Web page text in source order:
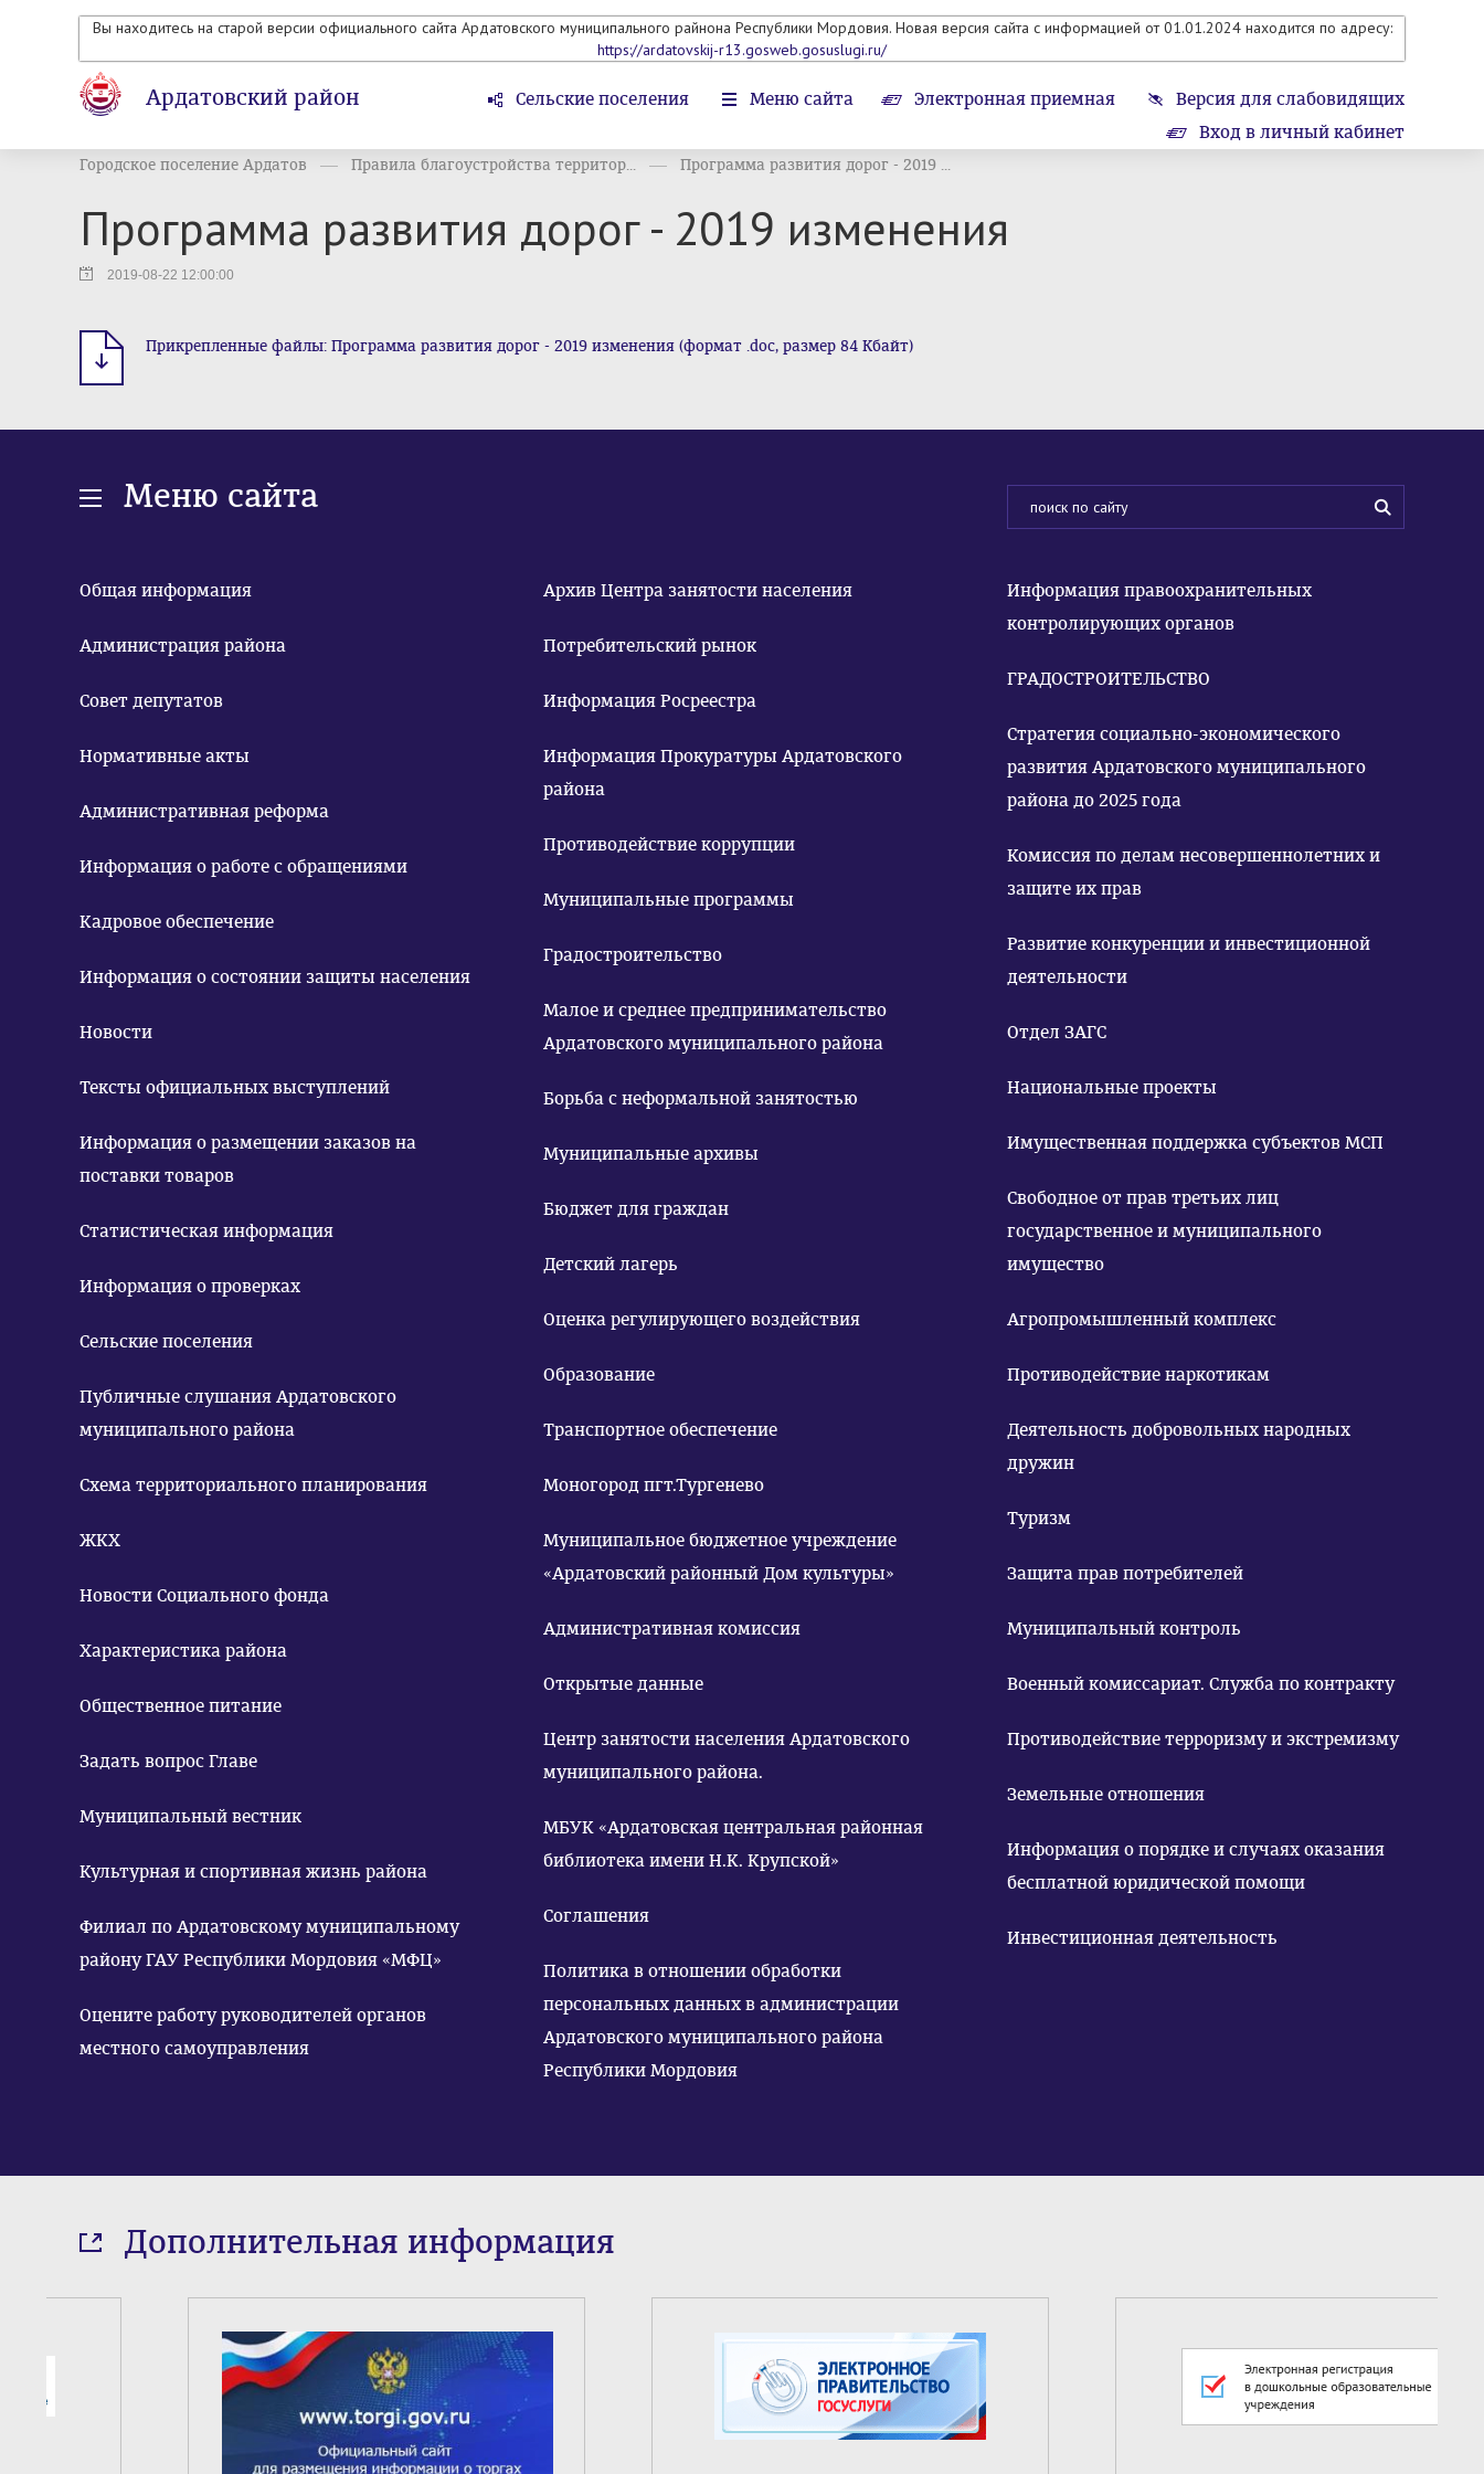
Вы находитесь на старой версии официального сайта Ардатовского муниципального райнона Республики Мордовия. Новая версия сайта с информацией от 01.01.2024 находится по адресу:
https://ardatovskij-r13.gosweb.gosuslugi.ru/
Ардатовский район Сельские поселения Меню сайта Электронная приемная
Версия для слабовидящих
Вход в личный кабинет
Городское поселение Ардатов Правила благоустройства территор... Программа развития дорог - 2019 ...
Программа развития дорог - 2019 изменения
2019-08-22 12:00:00
Прикрепленные файлы: Программа развития дорог - 2019 изменения (формат .doc, размер 84 Кбайт)
Меню сайта
Общая информация
Администрация района
Совет депутатов
Нормативные акты
Административная реформа
Информация о работе с обращениями
Кадровое обеспечение
Информация о состоянии защиты населения
Новости
Тексты официальных выступлений
Информация о размещении заказов на
поставки товаров
Статистическая информация
Информация о проверках
Сельские поселения
Публичные слушания Ардатовского
муниципального района
Схема территориального планирования
ЖКХ
Новости Социального фонда
Характеристика района
Общественное питание
Задать вопрос Главе
Муниципальный вестник
Культурная и спортивная жизнь района
Филиал по Ардатовскому муниципальному
району ГАУ Республики Мордовия «МФЦ»
Оцените работу руководителей органов
местного самоуправления
Архив Центра занятости населения
Потребительский рынок
Информация Росреестра
Информация Прокуратуры Ардатовского
района
Противодействие коррупции
Муниципальные программы
Градостроительство
Малое и среднее предпринимательство
Ардатовского муниципального района
Борьба с неформальной занятостью
Муниципальные архивы
Бюджет для граждан
Детский лагерь
Оценка регулирующего воздействия
Образование
Транспортное обеспечение
Моногород пгт.Тургенево
Муниципальное бюджетное учреждение
«Ардатовский районный Дом культуры»
Административная комиссия
Открытые данные
Центр занятости населения Ардатовского
муниципального района.
МБУК «Ардатовская центральная районная
библиотека имени Н.К. Крупской»
Соглашения
Политика в отношении обработки
персональных данных в администрации
Ардатовского муниципального района
Республики Мордовия
Информация правоохранительных
контролирующих органов
ГРАДОСТРОИТЕЛЬСТВО
Стратегия социально-экономического
развития Ардатовского муниципального
района до 2025 года
Комиссия по делам несовершеннолетних и
защите их прав
Развитие конкуренции и инвестиционной
деятельности
Отдел ЗАГС
Национальные проекты
Имущественная поддержка субъектов МСП
Свободное от прав третьих лиц
государственное и муниципального
имущество
Агропромышленный комплекс
Противодействие наркотикам
Деятельность добровольных народных
дружин
Туризм
Защита прав потребителей
Муниципальный контроль
Военный комиссариат. Служба по контракту
Противодействие терроризму и экстремизму
Земельные отношения
Информация о порядке и случаях оказания
бесплатной юридической помощи
Инвестиционная деятельность
Дополнительная информация